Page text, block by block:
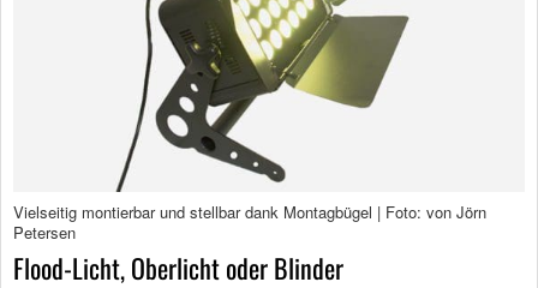
Vielseitig montierbar und stellbar dank Montagbügel | Foto: von Jörn
Petersen
Flood-Licht, Oberlicht oder Blinder